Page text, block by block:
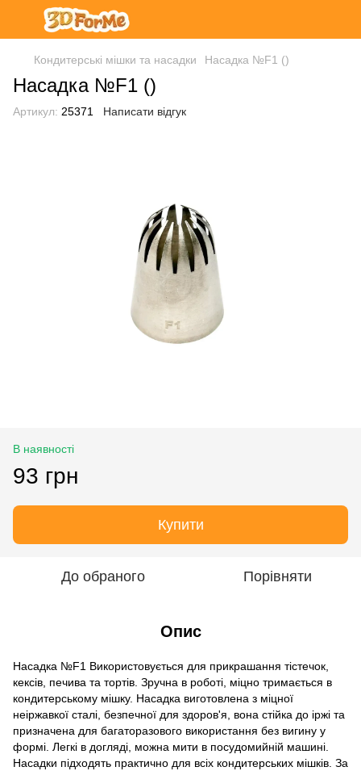
Кондитерські мішки та насадки Насадка №F1 ()
Насадка №F1 ()
Артикул: 25371 Написати відгук
В наявності
93 грн
Купити
До обраного Порівняти
Опис
Насадка №F1 Використовується для прикрашання тістечок,
кексів, печива та тортів. Зручна в роботі, міцно тримається в
кондитерському мішку. Насадка виготовлена з міцної
неіржавкої сталі, безпечної для здоров'я, вона стійка до іржі та
призначена для багаторазового використання без вигину у
формі. Легкі в догляді, можна мити в посудомийній машині.
Насадки підходять практично для всіх кондитерських мішків. За